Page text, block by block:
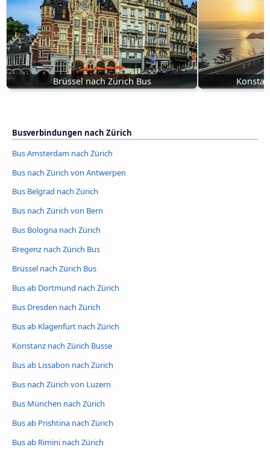
Brüssel nach Zürich Bus
Busverbindungen nach Zürich
Bus Amsterdam nach Zürich
Bus nach Zürich von Antwerpen
Bus Belgrad nach Zürich
Bus nach Zürich von Bern
Bus Bologna nach Zürich
Bregenz nach Zürich Bus
Brüssel nach Zürich Bus
Bus ab Dortmund nach Zürich
Bus Dresden nach Zürich
Bus ab Klagenfurt nach Zürich
Konstanz nach Zürich Busse
Bus ab Lissabon nach Zürich
Bus nach Zürich von Luzern
Bus München nach Zürich
Bus ab Prishtina nach Zürich
Bus ab Rimini nach Zürich